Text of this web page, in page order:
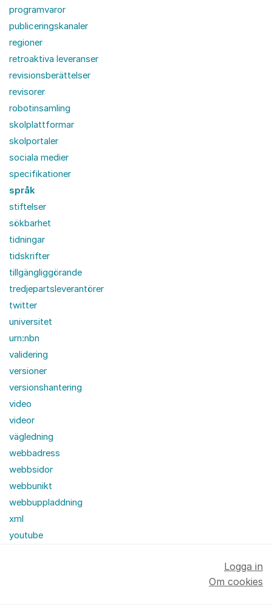
programvaror
publiceringskanaler
regioner
retroaktiva leveranser
revisionsberättelser
revisorer
robotinsamling
skolplattformar
skolportaler
sociala medier
specifikationer
språk
stiftelser
sökbarhet
tidningar
tidskrifter
tillgängliggörande
tredjepartsleverantörer
twitter
universitet
urn:nbn
validering
versioner
versionshantering
video
videor
vägledning
webbadress
webbsidor
webbunikt
webbuppladdning
xml
youtube
Logga in
Om cookies